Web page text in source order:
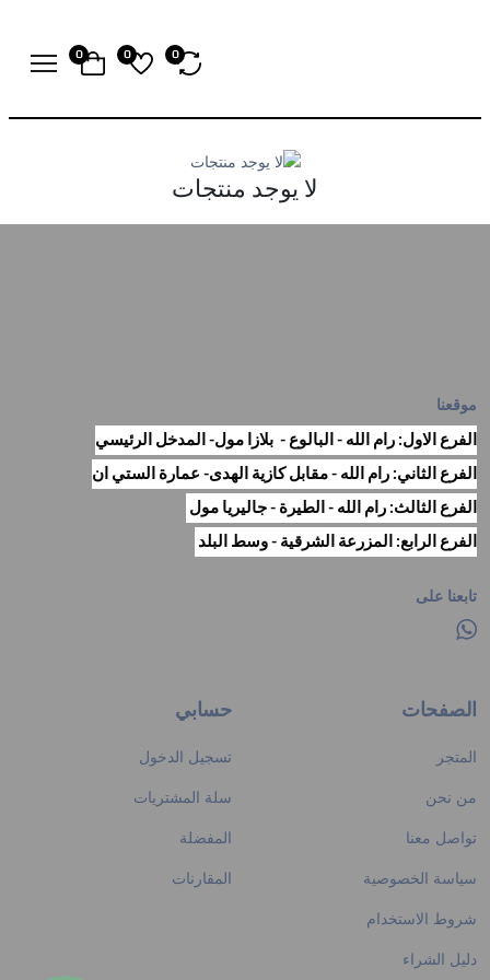
0
0
0
لا يوجد منتجات
موقعنا
الفرع الاول: رام الله - البالوع - بلازا مول- المدخل الرئيسي
الفرع الثاني: رام الله - مقابل كازية الهدى- عمارة الستي ان
الفرع الثالث: رام الله - الطيرة - جاليريا مول
الفرع الرابع: المزرعة الشرقية - وسط البلد
تابعنا على
الصفحات
المتجر
من نحن
تواصل معنا
سياسة الخصوصية
شروط الاستخدام
دليل الشراء
حسابي
تسجيل الدخول
سلة المشتريات
المفضلة
المقارنات